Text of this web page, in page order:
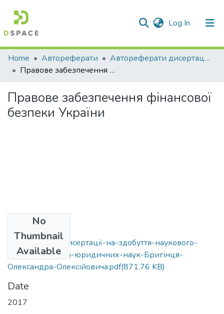
Log In (current)
Communities & Collections
All of DSpace
Statistics
Home Автореферати
Автореферати дисертацій
Правове забезпечення фінансової безпеки України
Правове забезпечення фінансової
безпеки України
No
Thumbnail
Available
Автореферат-дисертації-на-здобуття-наукового-
ступеня-доктора-юридичних-наук-Бригінця-
Олександра-Олексійовича.pdf(871.76 KB)
Date
2017